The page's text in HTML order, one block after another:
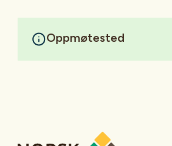
Oppmøtested